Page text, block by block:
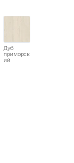
Дуб
приморск
ий